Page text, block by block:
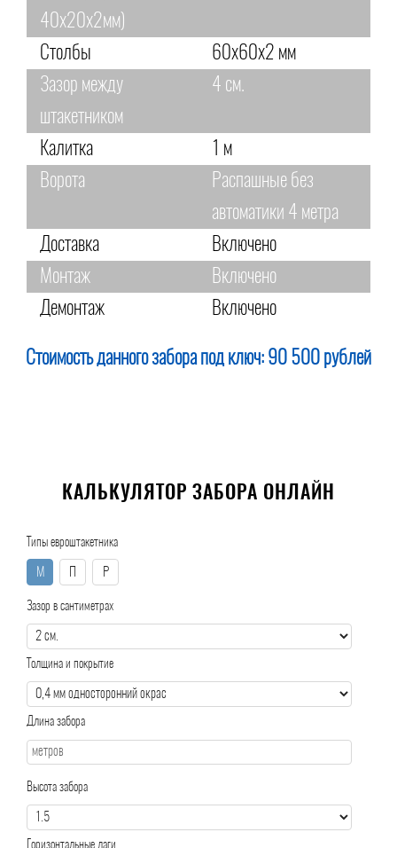
40х20х2мм)
Столбы
60х60х2 мм
Зазор между
штакетником
4 см.
Калитка
1 м
Ворота
Распашные без
автоматики 4 метра
Доставка
Включено
Монтаж
Включено
Демонтаж
Включено
Стоимость данного забора под ключ: 90 500 рублей
КАЛЬКУЛЯТОР ЗАБОРА ОНЛАЙН
Типы евроштакетника
М Р
Зазор в сантиметрах
Толщина и покрытие
Длина забора
Высота забора
Горизонтальные лаги